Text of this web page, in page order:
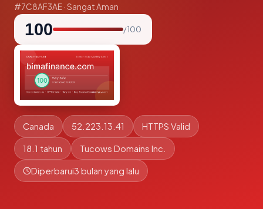
#7C8AF3AE · Sangat Aman
100 / 100
Canada 52.223.13.41 HTTPS Valid
18.1 tahun Tucows Domains Inc.
Diperbarui3 bulan yang lalu